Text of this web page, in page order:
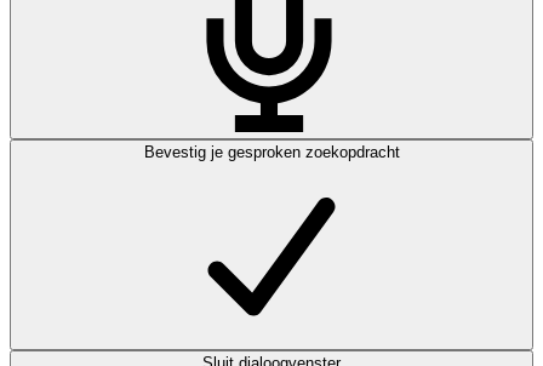
Bevestig je gesproken zoekopdracht